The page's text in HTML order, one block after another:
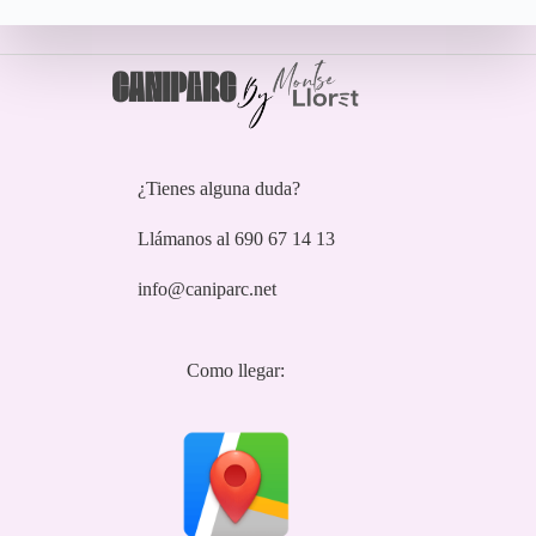
¿Tienes alguna duda?
Llámanos al 690 67 14 13
info@caniparc.net
Como llegar: